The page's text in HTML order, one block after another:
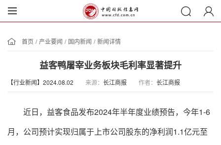
首页 / 产业要闻 / 国内新闻 / 新闻详情
益客鸭屠宰业务板块毛利率显著提升
【行业新闻】2024.08.02 来源： 长江商报 作者： 长江商报
近日，益客食品发布2024年半年度业绩预告，今年1-6
月，公司预计实现归属于上市公司股东的净利润1.1亿元至